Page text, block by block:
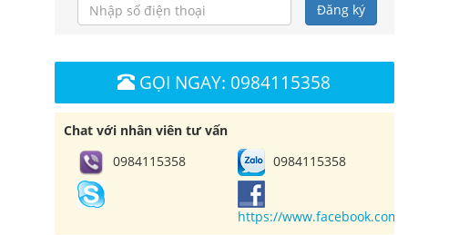
Đăng ký
GỌI NGAY: 0984115358
Chat với nhân viên tư vấn
0984115358
0984115358
https://www.facebook.com/